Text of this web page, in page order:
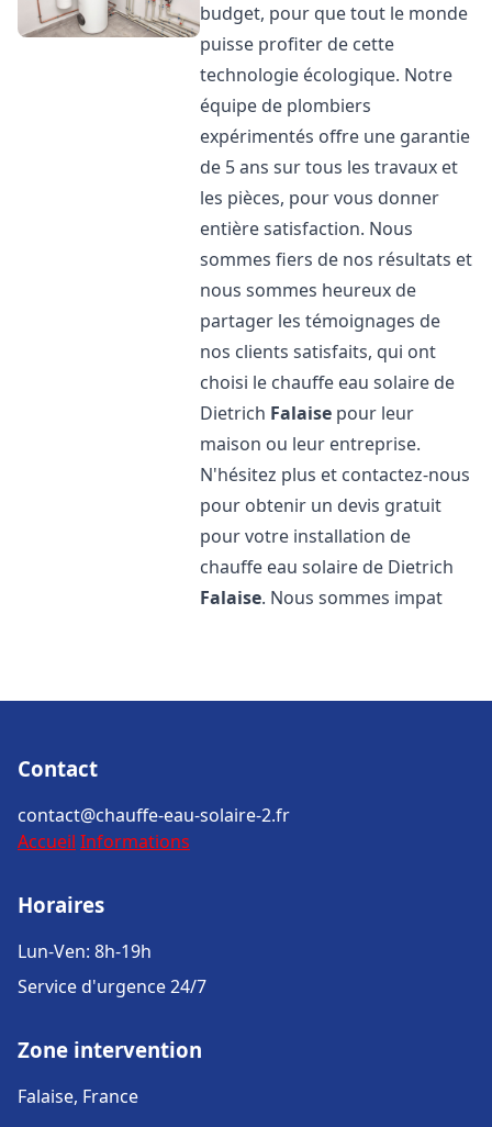
budget, pour que tout le monde
puisse profiter de cette
technologie écologique. Notre
équipe de plombiers
expérimentés offre une garantie
de 5 ans sur tous les travaux et
les pièces, pour vous donner
entière satisfaction. Nous
sommes fiers de nos résultats et
nous sommes heureux de
partager les témoignages de
nos clients satisfaits, qui ont
choisi le chauffe eau solaire de
Dietrich Falaise pour leur
maison ou leur entreprise.
N'hésitez plus et contactez-nous
pour obtenir un devis gratuit
pour votre installation de
chauffe eau solaire de Dietrich
Falaise. Nous sommes impat
Contact
contact@chauffe-eau-solaire-2.fr
Accueil Informations
Horaires
Lun-Ven: 8h-19h
Service d'urgence 24/7
Zone intervention
Falaise, France